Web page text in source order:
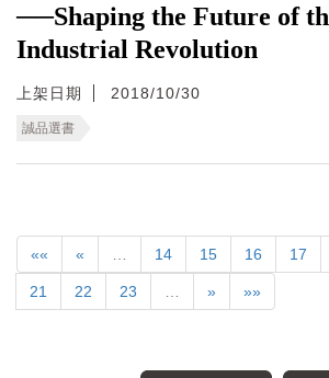
──Shaping the Future of
Industrial Revolution
上架日期 2018/10/30
誠品選書
«« « 14 15 16 17
21 22 23 » »»